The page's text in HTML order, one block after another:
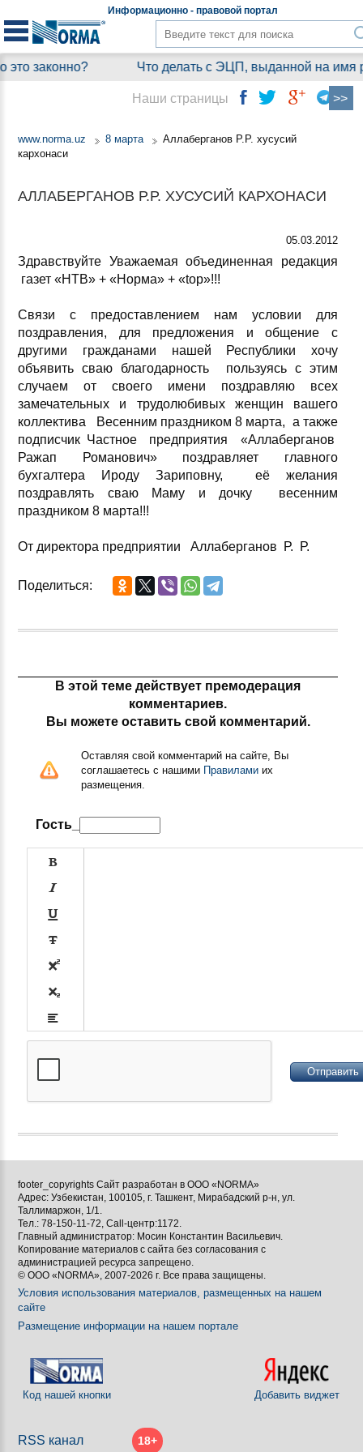
Информационно - правовойпортал
законно? Что делать с ЭЦП, выданной на имя
www.norma.uz 8 марта
Аллаберганов Р.Р. хусусий
кархонаси
АЛЛАБЕРГАНОВ Р.Р. ХУСУСИЙ КАРХОНАСИ
05.03.2012
Здравствуйте Уважаемая объединенная редакция
газет «НТВ» + «Норма» + «top»!!!
Связи с предоставлением нам условии для
поздравления, для предложения и общение с
другими гражданами нашей Республики хочу
объявить сваю благодарность пользуясь с этим
случаем от своего имени поздравляю всех
замечательных и трудолюбивых женщин вашего
коллектива Весенним праздником 8 марта, а также
подписчик Частное предприятия «Аллаберганов
Ражап Романович» поздравляет главного
бухгалтера Ироду Зариповну, её желания
поздравлять сваю Маму и дочку весенним
праздником 8 марта!!!
От директора предприятии Аллаберганов Р. Р.
Поделиться:
В этой теме действует премодерация
комментариев.
Вы можете оставить свой комментарий.
Оставляя свой комментарий на сайте, Вы
соглашаетесь с нашими Правилами их
размещения.
Гость_










[BBCODE]
Наши страницы
footer_copyrights Сайт разработан в ООО «NORMA»
Адрес: Узбекистан, 100105, г. Ташкент, Мирабадский р-н, ул.
Таллимаржон, 1/1.
Тел.: 78-150-11-72, Call-центр:1172.
Главный администратор: Мосин Константин Васильевич.
Копирование материалов с сайта без согласования с
администрацией ресурса запрещено.
© ООО «NORMA», 2007-2026 г. Все права защищены.
Условия использования материалов, размещенных на нашем
сайте
Размещение информации на нашем портале
Код нашей кнопки Добавить виджет
RSS канал 18+